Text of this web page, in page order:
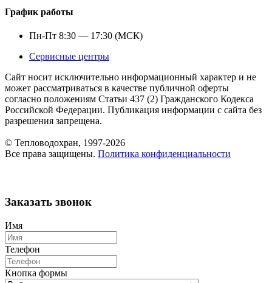
График работы
Пн-Пт 8:30 — 17:30 (МСК)
Сервисные центры
Сайт носит исключительно информационный характер и не
может рассматриваться в качестве публичной оферты
согласно положениям Статьи 437 (2) Гражданского Кодекса
Российской Федерации. Публикация информации с сайта без
разрешения запрещена.
© Тепловодохран, 1997-2026
Все права защищены. Политика конфиденциальности
Заказать звонок
Имя
Телефон
Кнопка формы